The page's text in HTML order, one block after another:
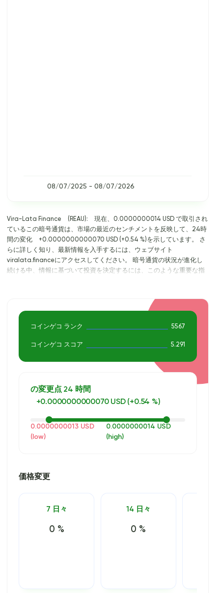
08/07/2025 - 08/07/2026
Vira-Lata Finance (REAU): 現在、0.0000000014 USD で取引され
ているこの暗号通貨は、市場の最近のセンチメントを反映して、24時
間の変化 +0.0000000000070 USD (+0.54 %)を示しています。 さ
らに詳しく知り、最新情報を入手するには、ウェブサイト
viralata.financeにアクセスしてください。 暗号通貨の状況が進化し
続ける中、情報に基づいて投資を決定するには、このような重要な指
コインゲコ ランク 5567
コインゲコ スコア 5.291
の変更点 24 時間
+0.0000000000070 USD (+0.54 %)
0.0000000013 USD
(low)
0.0000000014 USD
(high)
価格変更
7 日々
0 %
14 日々
0 %